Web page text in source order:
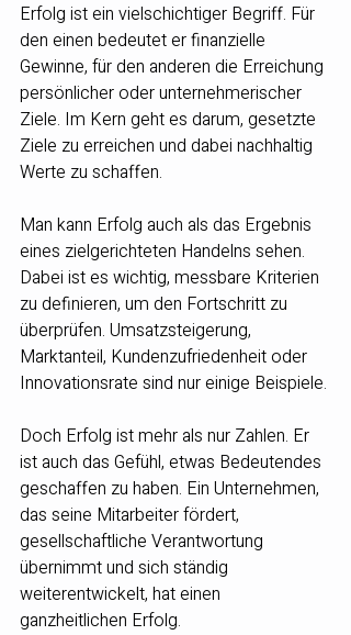
Erfolg ist ein vielschichtiger Begriff. Für
den einen bedeutet er finanzielle
Gewinne, für den anderen die Erreichung
persönlicher oder unternehmerischer
Ziele. Im Kern geht es darum, gesetzte
Ziele zu erreichen und dabei nachhaltig
Werte zu schaffen.
Man kann Erfolg auch als das Ergebnis
eines zielgerichteten Handelns sehen.
Dabei ist es wichtig, messbare Kriterien
zu definieren, um den Fortschritt zu
überprüfen. Umsatzsteigerung,
Marktanteil, Kundenzufriedenheit oder
Innovationsrate sind nur einige Beispiele.
Doch Erfolg ist mehr als nur Zahlen. Er
ist auch das Gefühl, etwas Bedeutendes
geschaffen zu haben. Ein Unternehmen,
das seine Mitarbeiter fördert,
gesellschaftliche Verantwortung
übernimmt und sich ständig
weiterentwickelt, hat einen
ganzheitlichen Erfolg.